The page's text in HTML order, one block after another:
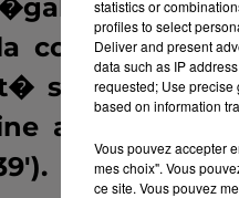
si
son
apathique,
statistics or
profiles to select
Deliver and present
data such as IP
requested; Use precise
based on information
Vous pouvez accepter
mes choix". Vous
ce site. Vous pouvez